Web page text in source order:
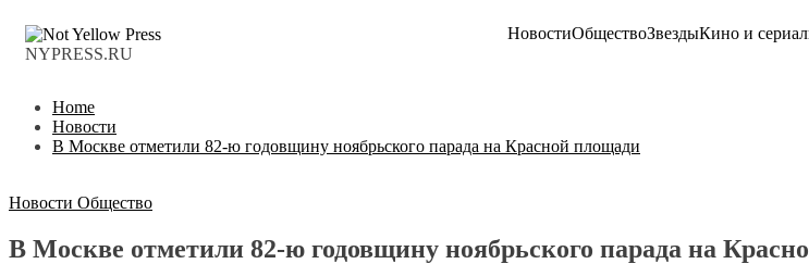
NYPRESS.RU
НовостиОбществоЗвездыКино и
Home
Новости
В Москве отметили 82-ю годовщину ноябрьского парада на Красной площади
Новости Общество
В Москве отметили 82-ю годовщину ноябрьского парада на